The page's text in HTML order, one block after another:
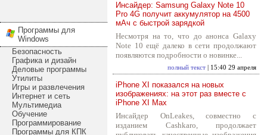
Программы для
Windows
Безопасность
Графика и дизайн
Деловые программы
Утилиты
Игры и развлечения
Интернет и сеть
Мультимедиа
Обучение
Программирование
Программы для КПК
Инсайдер: Samsung Galaxy Note 10
Pro 4G получит аккумулятор на 4500
мАч с быстрой зарядкой
Несмотря на то, что до анонса Galaxy
Note 10 ещё далеко в сети продолжают
появляются подробности о новинке...
полный текст | 15:40 29 апреля
iPhone XI показался на новых
изображениях: на этот раз вместе с
iPhone XI Max
Инсайдер OnLeakes, совместно с
изданием Cashkaro, продолжает